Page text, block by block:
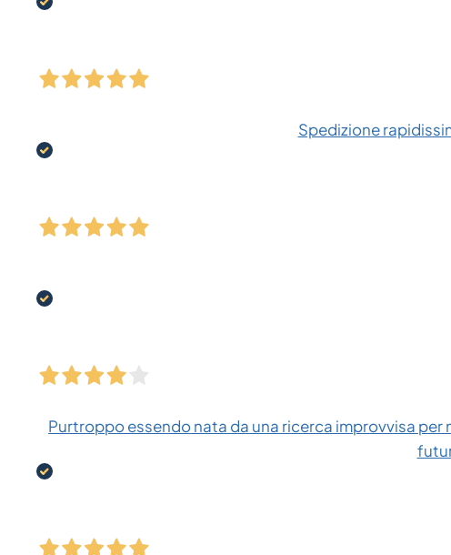
Spedizione
Purtroppo essendo nata da una ricerca improvvisa